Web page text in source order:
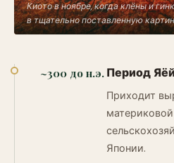
Киото в ноябре, когда клёны и
в тщательно поставленную
~300 до н.э. Период Яёй
Приходит
материковой
Японии.